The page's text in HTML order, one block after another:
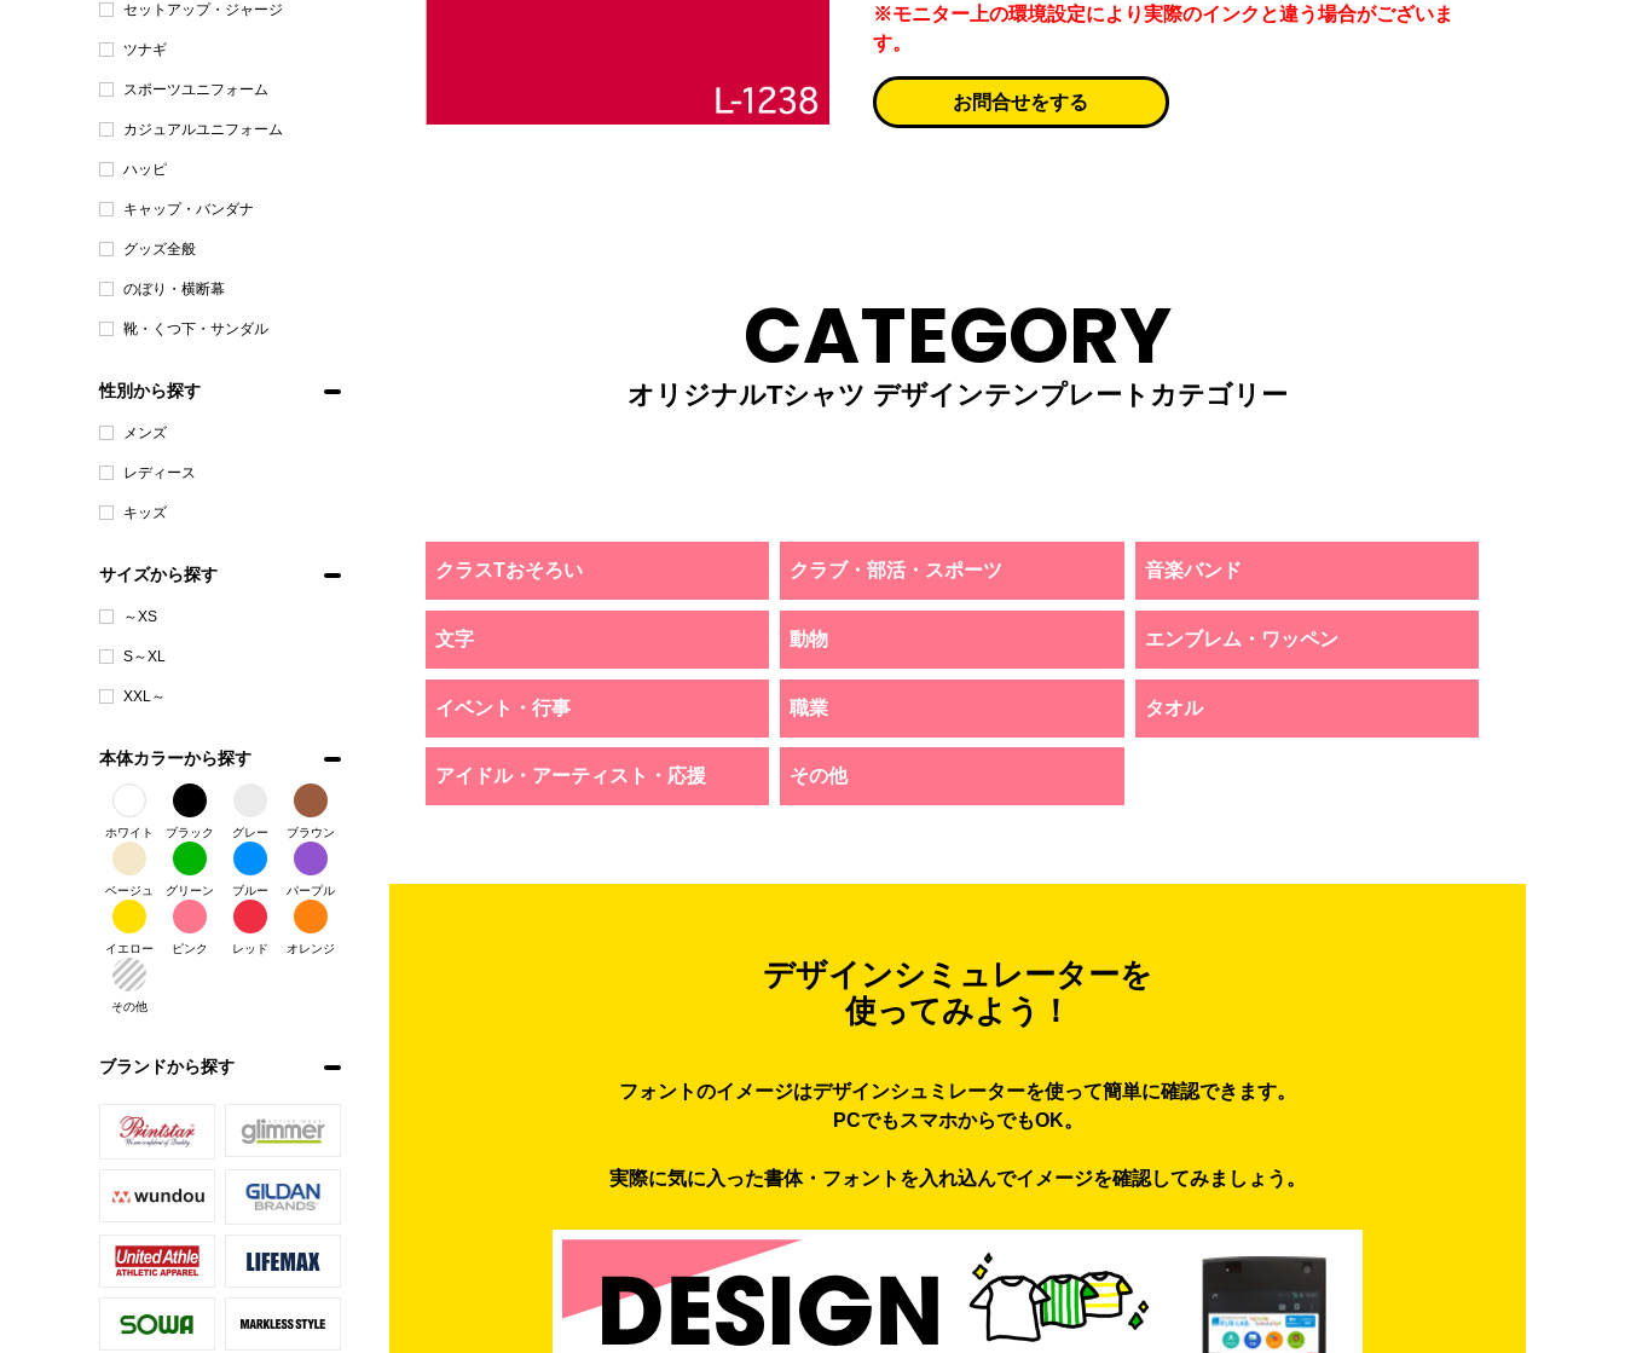
セットアップ・ジャージ
ツナギ
スポーツユニフォーム
カジュアルユニフォーム
ハッピ
キャップ・バンダナ
グッズ全般
のぼり・横断幕
靴・くつ下・サンダル
性別から探す
メンズ
レディース
キッズ
サイズから探す
～XS
S～XL
XXL～
本体カラーから探す
ホワイト ブラック グレー ブラウン
ベージュ グリーン ブルー パープル
イエロー ピンク レッド オレンジ
その他
ブランドから探す
※モニター上の環境設定により実際のインクと違う場合がございま
す。
お問合せをする
CATEGORY
オリジナルTシャツ デザインテンプレートカテゴリー
クラスTおそろい クラブ・部活・スポーツ 音楽バンド
文字 動物 エンブレム・ワッペン
イベント・行事 職業 タオル
アイドル・アーティスト・応援 その他
デザインシミュレーターを
使ってみよう！
フォントのイメージはデザインシュミレーターを使って簡単に確認できます。
PCでもスマホからでもOK。
実際に気に入った書体・フォントを入れ込んでイメージを確認してみましょう。